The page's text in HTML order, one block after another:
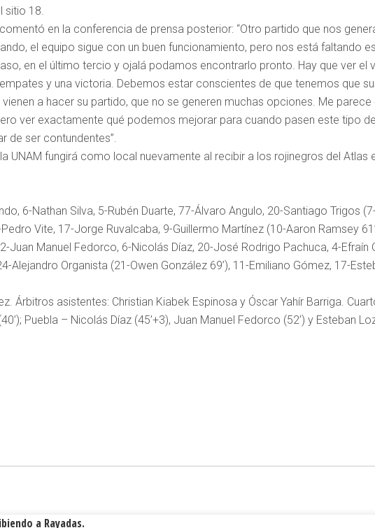
sitio 18.
en la conferencia de prensa posterior: “Otro partido que nos
el equipo sigue con un buen funcionamiento, pero nos está faltando
en el último tercio y ojalá podamos encontrarlo pronto. Hay que ver
y una victoria. Debemos estar conscientes de que tenemos que
vienen a hacer su partido, que no se generen muchas opciones. Me
ver exactamente qué podemos mejorar para cuando pasen este tipo
de ser contundentes”.
UNAM fungirá como local nuevamente al recibir a los rojinegros del Atlas
6-Nathan Silva, 5-Rubén Duarte, 77-Álvaro Angulo, 20-Santiago Trigos
Vite, 17-Jorge Ruvalcaba, 9-Guillermo Martínez (10-Aaron Ramsey
Juan Manuel Fedorco, 6-Nicolás Díaz, 20-José Rodrigo Pachuca, 4-Efraín
Alejandro Organista (21-Owen González 69’), 11-Emiliano Gómez, 17-
Árbitros asistentes: Christian Kiabek Espinosa y Óscar Yahír Barriga.
Puebla – Nicolás Díaz (45’+3), Juan Manuel Fedorco (52’) y Esteban
a Rayadas.